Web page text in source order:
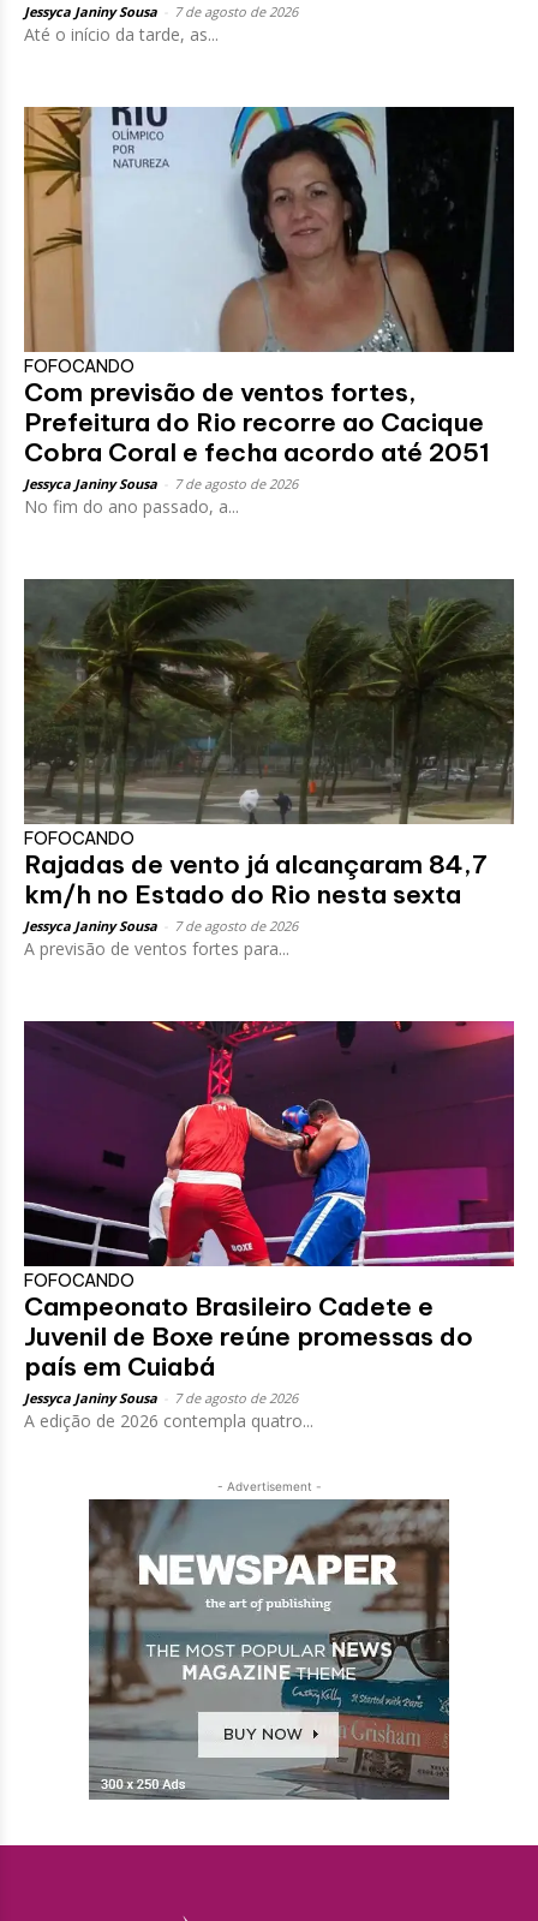
Jessyca Janiny Sousa 7 de agosto de 2026
Até o início da tarde, as...
FOFOCANDO
Com previsão de ventos fortes,
Prefeitura do Rio recorre ao Cacique
Cobra Coral e fecha acordo até 2051
Jessyca Janiny Sousa 7 de agosto de 2026
No fim do ano passado, a...
FOFOCANDO
Rajadas de vento já alcançaram 84,7
km/h no Estado do Rio nesta sexta
Jessyca Janiny Sousa 7 de agosto de 2026
A previsão de ventos fortes para...
FOFOCANDO
Campeonato Brasileiro Cadete e
Juvenil de Boxe reúne promessas do
país em Cuiabá
Jessyca Janiny Sousa 7 de agosto de 2026
A edição de 2026 contempla quatro...
- Advertisement -